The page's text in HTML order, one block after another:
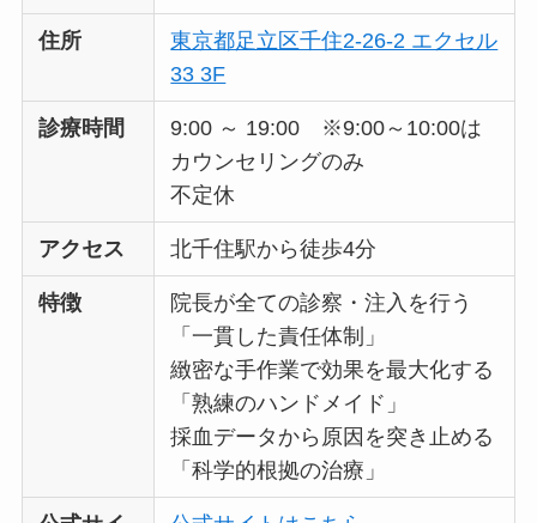
住所
東京都足立区千住2-26-2 エクセル
33 3F
診療時間
9:00 ～ 19:00 ※9:00～10:00は
カウンセリングのみ
不定休
アクセス 北千住駅から徒歩4分
特徴
院長が全ての診察・注入を行う
「一貫した責任体制」
緻密な手作業で効果を最大化する
「熟練のハンドメイド」
採血データから原因を突き止める
「科学的根拠の治療」